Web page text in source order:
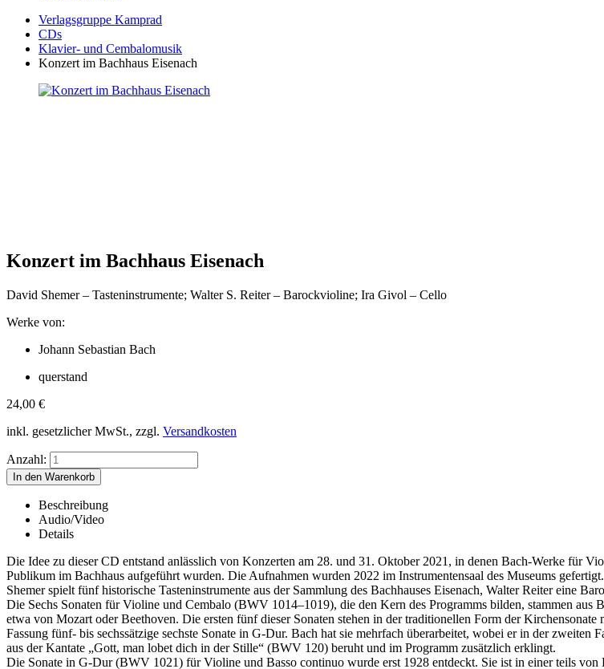
Verlagsgruppe Kamprad
CDs
Klavier- und Cembalomusik
Konzert im Bachhaus Eisenach
Konzert im Bachhaus Eisenach
David Shemer – Tasteninstrumente; Walter S. Reiter – Barockvioline; Ira Givol – Cello
Werke von:
Johann Sebastian Bach
querstand
24,00 €
inkl. gesetzlicher MwSt., zzgl. Versandkosten
Anzahl:
Beschreibung
Audio/Video
Details
Die Idee zu dieser CD entstand anlässlich von Konzerten am 28. und 31. Oktober 2021, in denen Bach-Werke für
Publikum im Bachhaus aufgeführt wurden. Die Aufnahmen wurden 2022 im Instrumentensaal des Museums
Shemer spielt fünf historische Tasteninstrumente aus der Sammlung des Bachhauses Eisenach, Walter Reiter eine
Die Sechs Sonaten für Violine und Cembalo (BWV 1014–1019), die den Kern des Programms bilden, stammen
etwa von Mozart oder Beethoven. Die ersten fünf dieser Sonaten stehen in der traditionellen Form der
Fassung fünf- bis sechssätzige sechste Sonate in G-Dur. Bach hat sie mehrfach überarbeitet, wobei er in der
aus der Kantate „Gott, man lobet dich in der Stille“ (BWV 120) beruht und im Programm zusätzlich erklingt.
Die Sonate in G-Dur (BWV 1021) für Violine und Basso continuo wurde erst 1928 entdeckt. Sie ist in einer teils